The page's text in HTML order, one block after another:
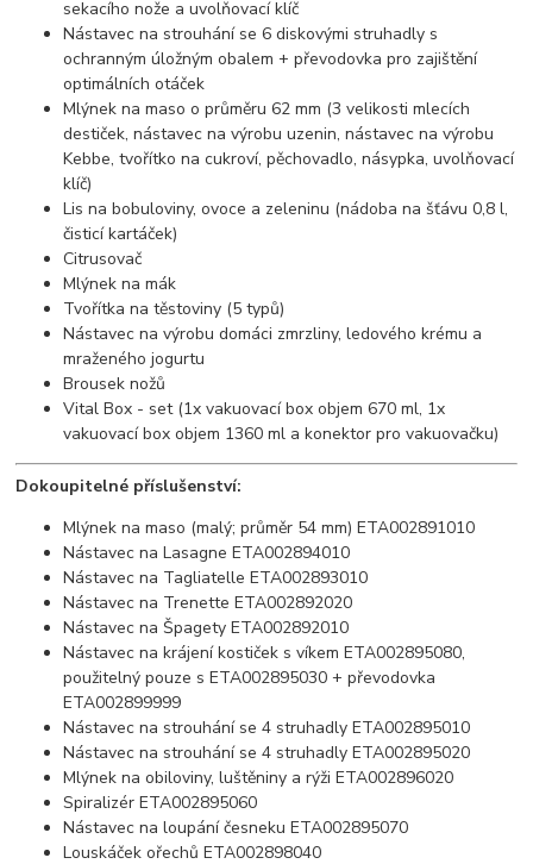
sekacího nože a uvolňovací klíč
Nástavec na strouhání se 6 diskovými struhadly s
ochranným úložným obalem + převodovka pro zajištění
optimálních otáček
Mlýnek na maso o průměru 62 mm (3 velikosti mlecích
destiček, nástavec na výrobu uzenin, nástavec na výrobu
Kebbe, tvořítko na cukroví, pěchovadlo, násypka, uvolňovací
klíč)
Lis na bobuloviny, ovoce a zeleninu (nádoba na šťávu 0,8 l,
čisticí kartáček)
Citrusovač
Mlýnek na mák
Tvořítka na těstoviny (5 typů)
Nástavec na výrobu domáci zmrzliny, ledového krému a
mraženého jogurtu
Brousek nožů
Vital Box - set (1x vakuovací box objem 670 ml, 1x
vakuovací box objem 1360 ml a konektor pro vakuovačku)
Dokoupitelné příslušenství:
Mlýnek na maso (malý; průměr 54 mm) ETA002891010
Nástavec na Lasagne ETA002894010
Nástavec na Tagliatelle ETA002893010
Nástavec na Trenette ETA002892020
Nástavec na Špagety ETA002892010
Nástavec na krájení kostiček s víkem ETA002895080,
použitelný pouze s ETA002895030 + převodovka
ETA002899999
Nástavec na strouhání se 4 struhadly ETA002895010
Nástavec na strouhání se 4 struhadly ETA002895020
Mlýnek na obiloviny, luštěniny a rýži ETA002896020
Spiralizér ETA002895060
Nástavec na loupání česneku ETA002895070
Louskáček ořechů ETA002898040